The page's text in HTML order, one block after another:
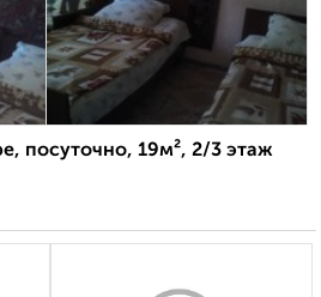
посуточно, 19м², 2/3 этаж